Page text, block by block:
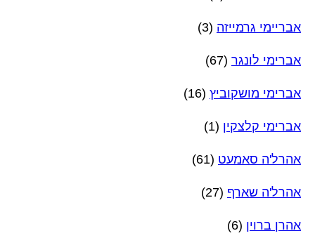
אבריימי גרמייזה (3)
אברימי לונגר (67)
אברימי מושקוביץ (16)
אברימי קלצקין (1)
אהרל'ה סאמעט (61)
אהרל'ה שארף (27)
אהרן ברוין (6)